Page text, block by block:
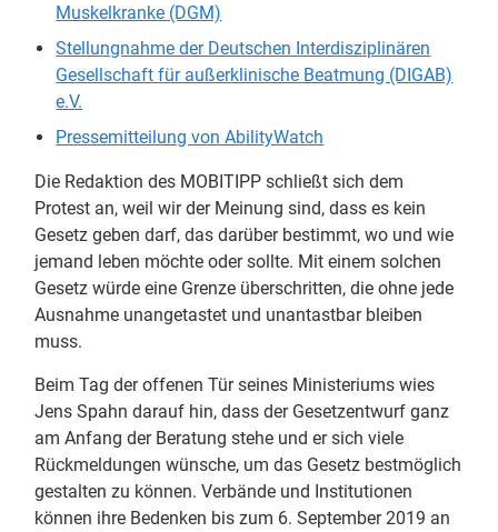
Muskelkranke (DGM)
Stellungnahme der Deutschen Interdisziplinären
Gesellschaft für außerklinische Beatmung (DIGAB)
e.V.
Pressemitteilung von AbilityWatch
Die Redaktion des MOBITIPP schließt sich dem
Protest an, weil wir der Meinung sind, dass es kein
Gesetz geben darf, das darüber bestimmt, wo und wie
jemand leben möchte oder sollte. Mit einem solchen
Gesetz würde eine Grenze überschritten, die ohne jede
Ausnahme unangetastet und unantastbar bleiben
muss.
Beim Tag der offenen Tür seines Ministeriums wies
Jens Spahn darauf hin, dass der Gesetzentwurf ganz
am Anfang der Beratung stehe und er sich viele
Rückmeldungen wünsche, um das Gesetz bestmöglich
gestalten zu können. Verbände und Institutionen
können ihre Bedenken bis zum 6. September 2019 an